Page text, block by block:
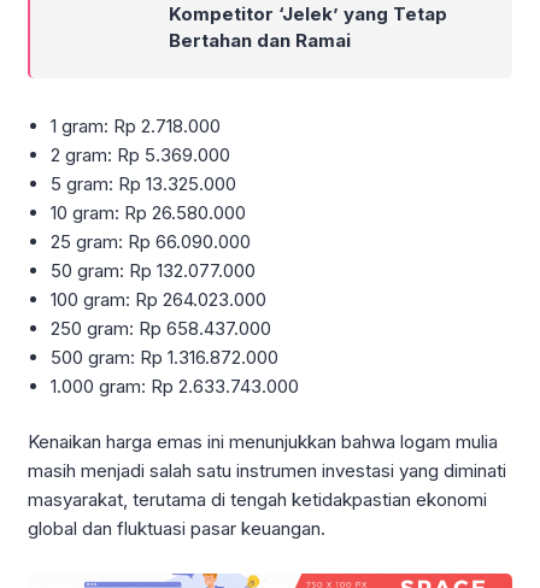
Kompetitor ‘Jelek’ yang Tetap
Bertahan dan Ramai
1 gram: Rp 2.718.000
2 gram: Rp 5.369.000
5 gram: Rp 13.325.000
10 gram: Rp 26.580.000
25 gram: Rp 66.090.000
50 gram: Rp 132.077.000
100 gram: Rp 264.023.000
250 gram: Rp 658.437.000
500 gram: Rp 1.316.872.000
1.000 gram: Rp 2.633.743.000
Kenaikan harga emas ini menunjukkan bahwa logam mulia
masih menjadi salah satu instrumen investasi yang diminati
masyarakat, terutama di tengah ketidakpastian ekonomi
global dan fluktuasi pasar keuangan.